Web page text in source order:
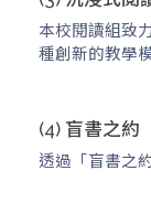
本校閱讀組致
種創新的教學
(4) 盲書之約
透過「盲書之